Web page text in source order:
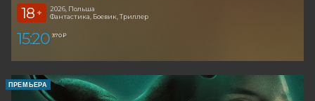
18 +
2026, Польша
Фантастика, Боевик, Триллер
15:20 370 ₽
ПРЕМЬЕРА